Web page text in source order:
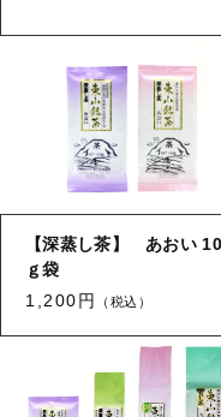
【深蒸し茶】 あおい
ｇ袋
1,200円
（税込）
心届けるギフトセ
お得なセット
深蒸し茶急須・茶
キャンペーン
東山茶業組合につい
深蒸し茶急
価格帯
その他
在庫あり
並び順